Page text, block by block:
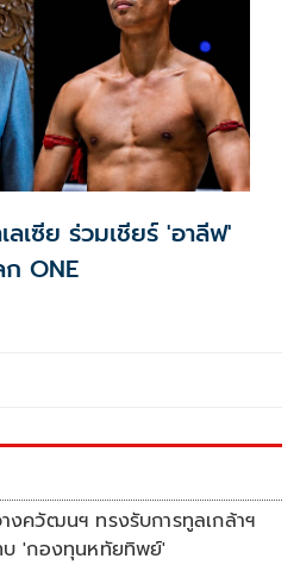
ลเซีย ร่วมเชียร์ 'อาลีฟ'
ONE
งควัฒนฯ ทรงรับการทูลเกล้าฯ
บ 'กองทุนหทัยทิพย์'